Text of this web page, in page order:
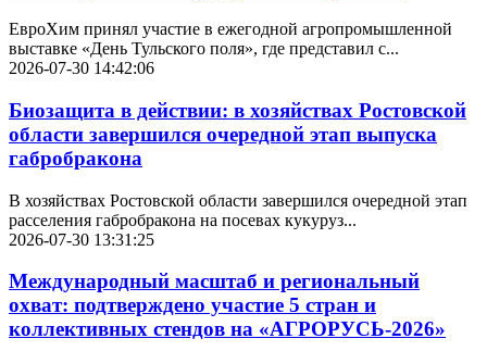
ЕвроХим принял участие в ежегодной агропромышленной
выставке «День Тульского поля», где представил с...
2026-07-30 14:42:06
Биозащита в действии: в хозяйствах Ростовской
области завершился очередной этап выпуска
габробракона
В хозяйствах Ростовской области завершился очередной этап
расселения габробракона на посевах кукуруз...
2026-07-30 13:31:25
Международный масштаб и региональный
охват: подтверждено участие 5 стран и
коллективных стендов на «АГРОРУСЬ-2026»